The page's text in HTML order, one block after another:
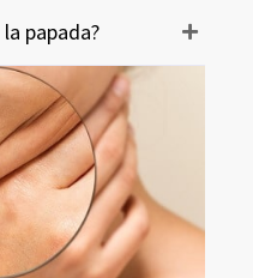
papada?